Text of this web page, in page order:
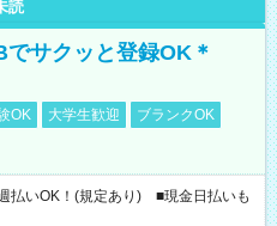
読
サクッと登録OK＊
OK 大学生歓迎
ブランクOK
払いOK！(規定あり) ■現金日払いも